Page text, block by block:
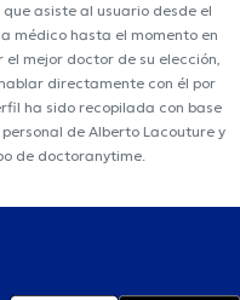
asiste al usuario desde el
médico hasta el momento en
mejor doctor de su elección,
directamente con él por
ha sido recopilada con base
de Alberto Lacouture y
de doctoranytime.